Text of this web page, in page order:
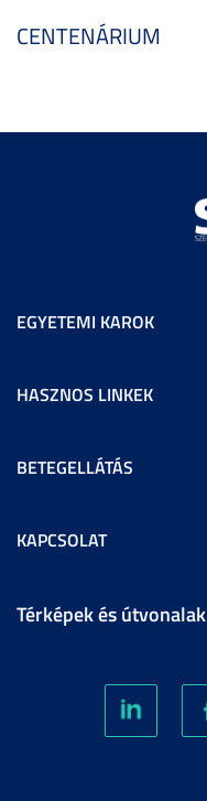
CENTENÁRIUM
EGYETEMI KAROK
HASZNOS LINKEK
BETEGELLÁTÁS
KAPCSOLAT
Térképek és útvonalak